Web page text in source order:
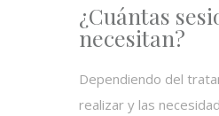
¿Cuántas
necesitan?
Dependiendo del
realizar y las